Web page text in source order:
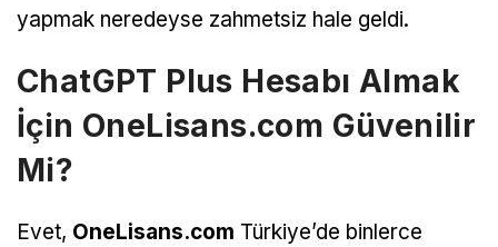
yapmak neredeyse zahmetsiz hale geldi.
ChatGPT Plus Hesabı Almak
İçin OneLisans.com Güvenilir
Mi?
Evet, OneLisans.com Türkiye’de binlerce